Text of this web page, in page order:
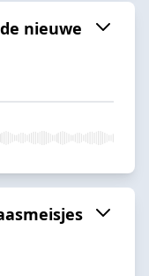
nieuwe